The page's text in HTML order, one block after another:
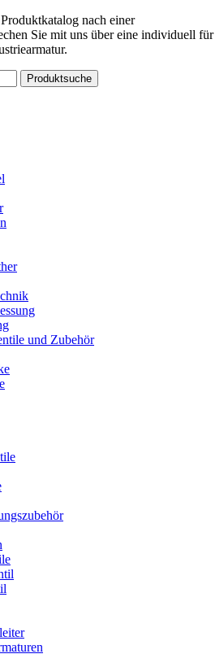
nach einer
Sie mit uns über eine individuell für
Produktsuche
und Zubehör